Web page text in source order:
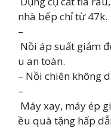
nhà bếp chỉ từ 47k.
–
Nồi áp suất giảm
u an toàn.
– Nồi chiên không
–
Máy xay, máy ép
ều quà tặng hấp